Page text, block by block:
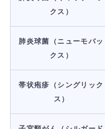
クス）
肺炎球菌（ニューモバッ
クス）
帯状疱疹（シングリック
ス）